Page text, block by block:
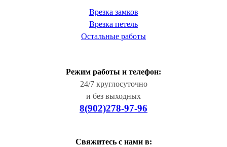
Врезка замков
Врезка петель
Остальные работы
Режим работы и телефон:
24/7 круглосуточно
и без выходных
8(902)278-97-96
Свяжитесь с нами в: